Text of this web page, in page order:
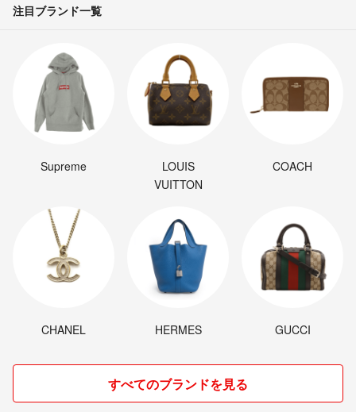
注目ブランド一覧
Supreme
LOUIS
VUITTON
COACH
CHANEL HERMES GUCCI
すべてのブランドを見る